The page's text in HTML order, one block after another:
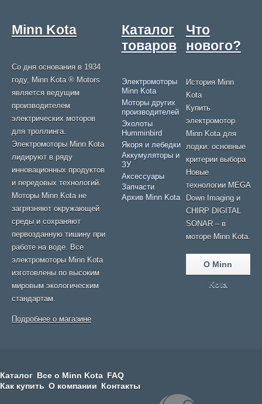
Minn Kota
Со дня основания в 1934
году, Minn Kota ® Motors
является ведущим
производителем
электрических моторов
для троллинга.
Электромоторы Minn Kota
лидируют в ряду
инновационных продуктов
и передовых технологий.
Моторы Minn Kota не
загрязняют окружающей
среды и сохраняют
первозданную тишину при
работе на воде. Все
электромоторы Minn Kota
изготовлены по высоким
мировым экологическим
стандартам.
Подробнее о магазине
Что
нового?
История Minn
Kota
Купить
электромотор
Minn Kota для
лодки: основные
критерии выбора
Новые
технологии MEGA
Down Imaging и
CHIRP DIGITAL
SONAR – в
моторе Minn Kota.
О Minn
Kota
Каталог
товаров
Электромоторы
Minn Kota
Моторы других
производителей
Эхолоты
Humminbird
Якоря и лебедки
Аккумуляторы и
ЗУ
Аксессуары
Запчасти
Архив Minn Kota
Каталог Все о Minn Kota FAQ
Как купить О компании Контакты